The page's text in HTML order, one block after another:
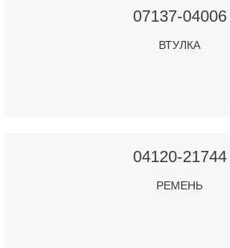
07137-04006
ВТУЛКА
04120-21744
РЕМЕНЬ